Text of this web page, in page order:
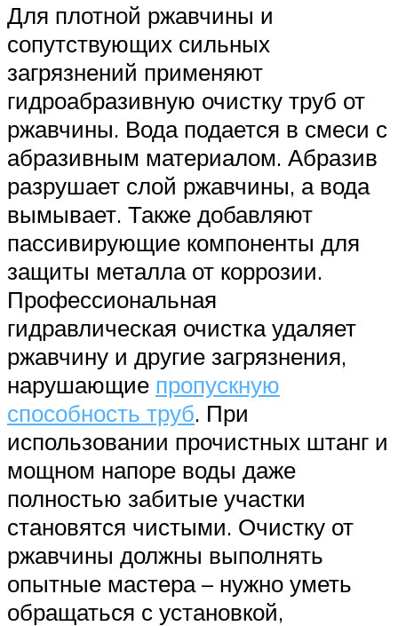
Для плотной ржавчины и
сопутствующих сильных
загрязнений применяют
гидроабразивную очистку труб от
ржавчины. Вода подается в смеси с
абразивным материалом. Абразив
разрушает слой ржавчины, а вода
вымывает. Также добавляют
пассивирующие компоненты для
защиты металла от коррозии.
Профессиональная
гидравлическая очистка удаляет
ржавчину и другие загрязнения,
нарушающие пропускную
способность труб. При
использовании прочистных штанг и
мощном напоре воды даже
полностью забитые участки
становятся чистыми. Очистку от
ржавчины должны выполнять
опытные мастера – нужно уметь
обращаться с установкой,